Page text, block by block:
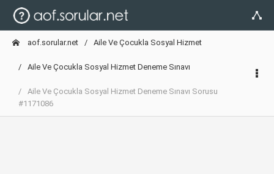
aof.sorular.net Aile Ve Çocukla Sosyal Hizmet
Aile Ve Çocukla Sosyal Hizmet Deneme Sınavı
Aile Ve Çocukla Sosyal Hizmet Deneme Sınavı Sorusu
#1171086